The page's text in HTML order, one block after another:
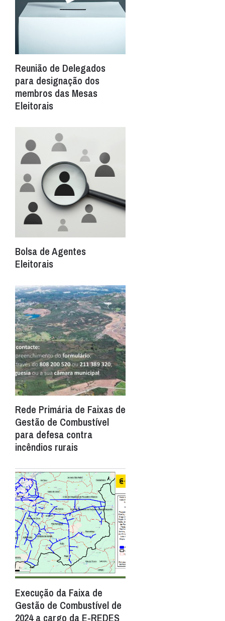
Reunião de Delegados
para designação dos
membros das Mesas
Eleitorais
Bolsa de Agentes
Eleitorais
Rede Primária de Faixas de
Gestão de Combustível
para defesa contra
incêndios rurais
Execução da Faixa de
Gestão de Combustível de
2024 a cargo da E-REDES